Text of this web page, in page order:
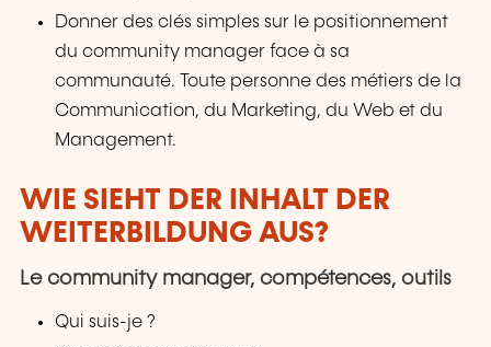
Donner des clés simples sur le positionnement
du community manager face à sa
communauté. Toute personne des métiers de la
Communication, du Marketing, du Web et du
Management.
WIE SIEHT DER INHALT DER
WEITERBILDUNG AUS?
Le community manager, compétences, outils
Qui suis-je ?